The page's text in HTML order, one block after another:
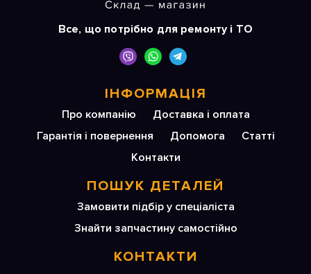
Все, що потрібно для ремонту і ТО
ІНФОРМАЦІЯ
Про компанію
Доставка і оплата
Гарантія і повернення
Допомога
Статті
Контакти
ПОШУК ДЕТАЛЕЙ
Замовити підбір у спеціаліста
Знайти запчастину самостійно
КОНТАКТИ